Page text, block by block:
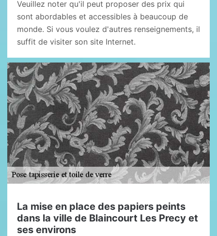
Veuillez noter qu'il peut proposer des prix qui
sont abordables et accessibles à beaucoup de
monde. Si vous voulez d'autres renseignements, il
suffit de visiter son site Internet.
La mise en place des papiers peints
dans la ville de Blaincourt Les Precy et
ses environs